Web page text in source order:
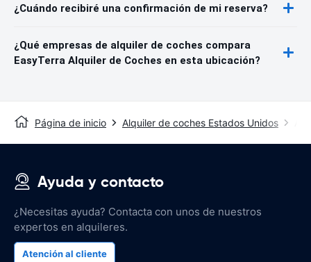
¿Cuándo recibiré una confirmación de mi reserva?
¿Qué empresas de alquiler de coches compara
EasyTerra Alquiler de Coches en esta ubicación?
Página de inicio Alquiler de coches Estados Unidos
Ayuda y contacto
¿Necesitas ayuda? Contacta con unos de nuestros
expertos en alquileres.
Atención al cliente